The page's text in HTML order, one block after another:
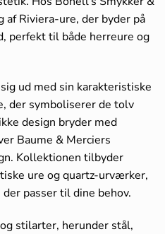
Riviera-ure, der byder på
perfekt til både herreure og
ud med sin karakteristiske
der symboliserer de tolv
design bryder med
Baume & Merciers
Kollektionen tilbyder
ure og quartz-urværker,
passer til dine behov.
stilarter, herunder stål,